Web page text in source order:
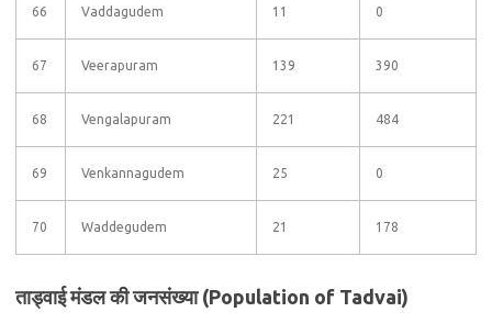
66 Vaddagudem 11 0
67 Veerapuram 139 390
68 Vengalapuram 221 484
69 Venkannagudem 25 0
70 Waddegudem 21 178
ताड्वाई मंडल की जनसंख्या (Population of Tadvai)